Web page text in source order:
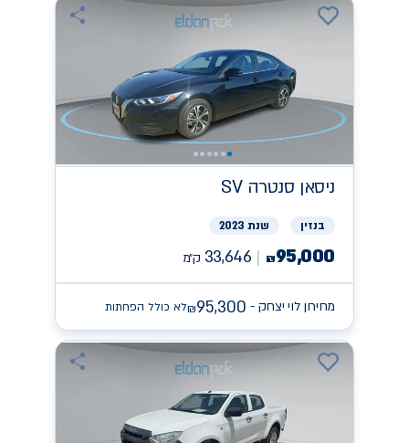
ניסאן SV סנטרה
בנזין שנת 2023
₪95,000
33,646 ק״מ
מחירון לוי יצחק - ₪95,300 לא כולל הפחתות